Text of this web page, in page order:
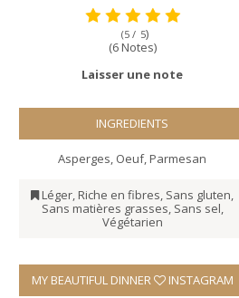
(5 / 5)
(6 Notes)
Laisser une note
INGREDIENTS
Asperges, Oeuf,Parmesan
Léger, Riche en fibres, Sans gluten,
Sans matières grasses, Sans sel,
Végétarien
MY BEAUTIFUL DINNER INSTAGRAM